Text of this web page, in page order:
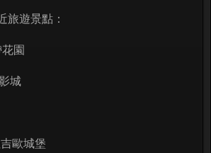
旅遊景點：
園
城
歐城堡